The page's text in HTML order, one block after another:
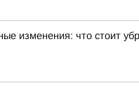
изменения: что стоит